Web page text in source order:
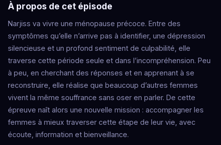
À propos de cet épisode
Narjiss va vivre une ménopause précoce. Entre des
symptômes qu’elle n’arrive pas à identifier, une dépression
silencieuse et un profond sentiment de culpabilité, elle
traverse cette période seule et dans l’incompréhension. Peu
à peu, en cherchant des réponses et en apprenant à se
reconstruire, elle réalise que beaucoup d’autres femmes
vivent la même souffrance sans oser en parler. De cette
épreuve naît alors une nouvelle mission : accompagner les
femmes à mieux traverser cette étape de leur vie, avec
écoute, information et bienveillance.